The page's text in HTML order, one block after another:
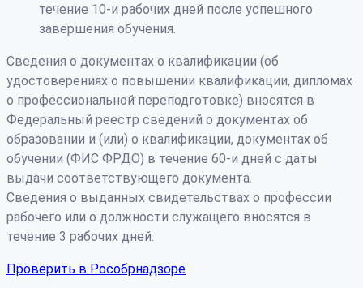
течение 10-и рабочих дней после успешного
завершения обучения.
Сведения о документах о квалификации (об
удостоверениях о повышении квалификации, дипломах
о профессиональной переподготовке) вносятся в
Федеральный реестр сведений о документах об
образовании и (или) о квалификации, документах об
обучении (ФИС ФРДО) в течение 60-и дней с даты
выдачи соответствующего документа.
Сведения о выданных свидетельствах о профессии
рабочего или о должности служащего вносятся в
течение 3 рабочих дней.
Проверить в Рособрнадзоре